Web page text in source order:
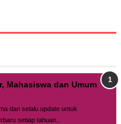
Mahasiswa dan Umum
dan selalu update untuk
setiap tahuan...